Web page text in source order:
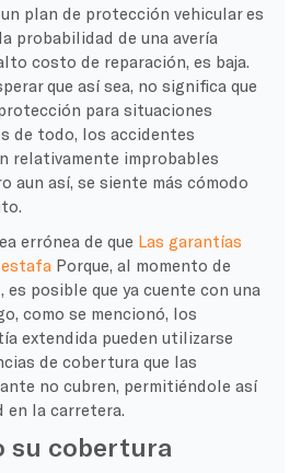
plan de protección vehicular es
probabilidad de una avería
costo de reparación, es baja.
que así sea, no significa que
para situaciones
de todo, los accidentes
relativamente improbables
aun así, se siente más cómodo
errónea de que Las garantías
Porque, al momento de
es posible que ya cuente con una
como se mencionó, los
extendida pueden utilizarse
de cobertura que las
no cubren, permitiéndole así
en la carretera.
su cobertura